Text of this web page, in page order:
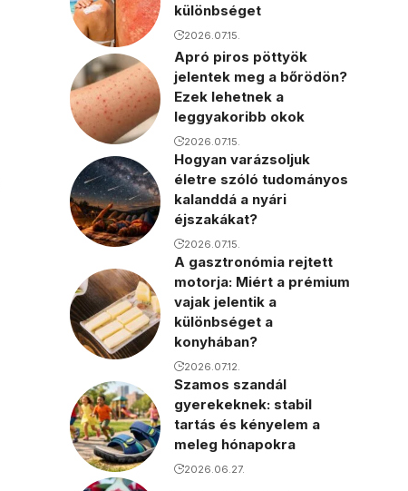
különbséget
2026.07.15.
Apró piros pöttyök
jelentek meg a bőrödön?
Ezek lehetnek a
leggyakoribb okok
2026.07.15.
Hogyan varázsoljuk
életre szóló tudományos
kalanddá a nyári
éjszakákat?
2026.07.15.
A gasztronómia rejtett
motorja: Miért a prémium
vajak jelentik a
különbséget a
konyhában?
2026.07.12.
Szamos szandál
gyerekeknek: stabil
tartás és kényelem a
meleg hónapokra
2026.06.27.